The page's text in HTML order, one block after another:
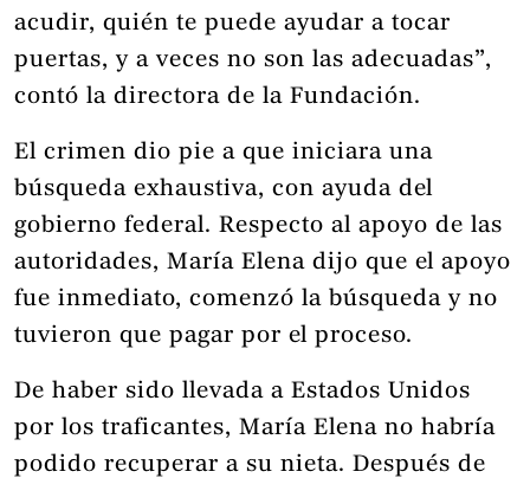
acudir, quién te puede ayudar a tocar
puertas, y a veces no son las adecuadas”,
contó la directora de la Fundación.
El crimen dio pie a que iniciara una
búsqueda exhaustiva, con ayuda del
gobierno federal. Respecto al apoyo de las
autoridades, María Elena dijo que el apoyo
fue inmediato, comenzó la búsqueda y no
tuvieron que pagar por el proceso.
De haber sido llevada a Estados Unidos
por los traficantes, María Elena no habría
podido recuperar a su nieta. Después de